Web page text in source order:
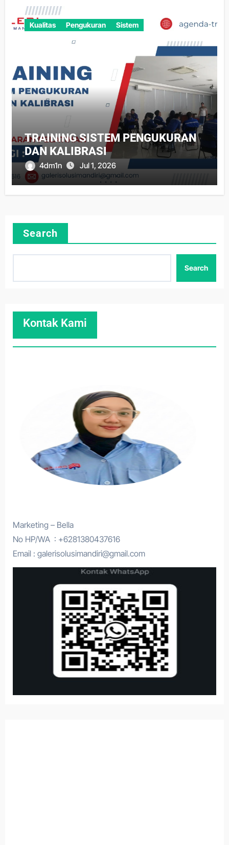
Kualitas Pengukuran Sistem
TRAINING SISTEM PENGUKURAN
DAN KALIBRASI
4dm1n Jul 1, 2026
Search
Search
Kontak Kami
Marketing – Bella
No HP/WA : +6281380437616
Email : galerisolusimandiri@gmail.com